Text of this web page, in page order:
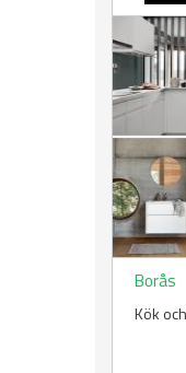
Borås
Kök